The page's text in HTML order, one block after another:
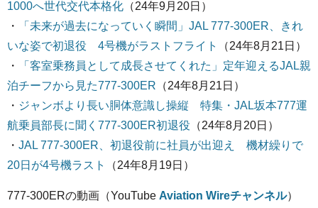
1000へ世代交代本格化 （24年9月20日）
・
「未来が過去になっていく瞬間」JAL 777-300ER、きれ
いな姿で初退役 4号機がラストフライト
（24年8月21日）
・
「客室乗務員として成長させてくれた」定年迎えるJAL親
泊チーフから見た777-300ER （24年8月21日）
・ ジャンボより長い胴体意識し操縦 特集・JAL坂本777運
航乗員部長に聞く777-300ER初退役 （24年8月20日）
・ JAL 777-300ER、初退役前に社員が出迎え 機材繰りで
20日が4号機ラスト
（24年8月19日）
777-300ERの動画（YouTube Aviation Wireチャンネル）